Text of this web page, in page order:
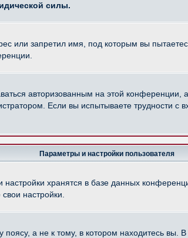
силы.
или запретил имя, под которым вы
авторизованным на этой конференции,
Если вы испытываете трудности
Параметры и настройки пользователя
хранятся в базе данных
настройки.
а не к тому, в котором находитесь вы.